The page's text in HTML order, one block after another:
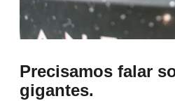
Precisamos falar
gigantes.